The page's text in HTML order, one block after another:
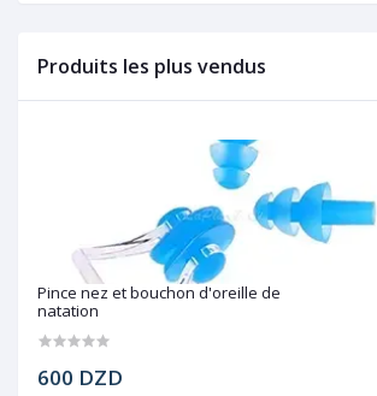
Produits les plus vendus
Pince nez et bouchon d'oreille de
natation
600 DZD